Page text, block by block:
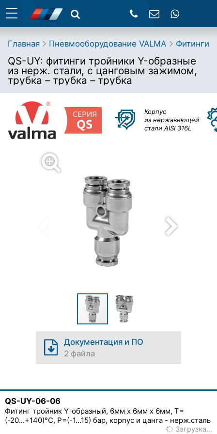
Главная Пневмооборудование VALMA Фитинги
QS-UY: фитинги тройники Y-образные
из нерж. стали, с цанговым зажимом,
трубка – трубка – трубка
Корпус
из нержавеющей
стали AISI 316L
Документация и ПО
2 файла
QS-UY-06-06
Фитинг тройник Y-образный, 6мм x 6мм x 6мм, T=
(-20...+140)°C, P=(-1...15) бар, корпус и цанга - нерж.сталь
Загрузка…